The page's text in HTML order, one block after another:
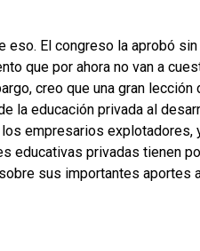
eso. El congreso la aprobó
que por ahora no van a
creo que una gran lección
la educación privada al
empresarios explotadores,
educativas privadas tienen
sus importantes aportes